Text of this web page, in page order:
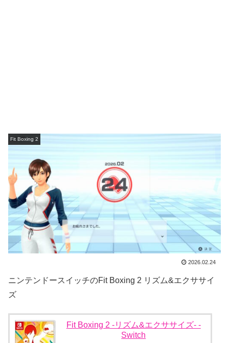
Fit Boxing 2
2026.02.24
ニンテンドースイッチのFit Boxing 2 リズム&エクササイ
ズ
Fit Boxing 2 -リズム&エクササイズ- -
Switch